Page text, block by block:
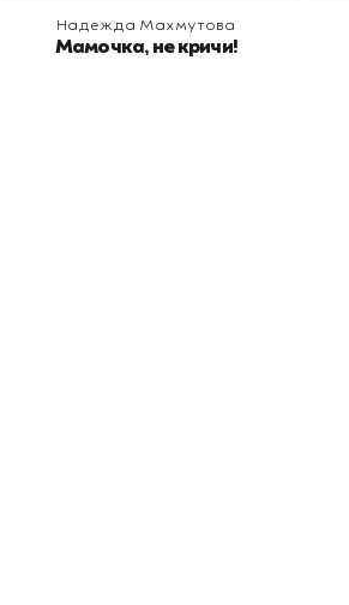
Надежда Махмутова
Мамочка, не кричи!